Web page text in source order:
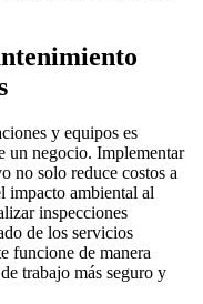
y equipos es
un negocio. Implementar
no solo reduce costos a
impacto ambiental al
inspecciones
de los servicios
funcione de manera
trabajo más seguro y